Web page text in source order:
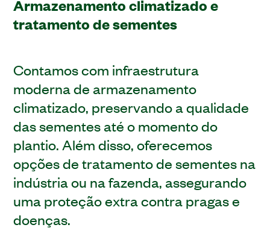
Armazenamento climatizado e
tratamento de sementes
Contamos com infraestrutura
moderna de armazenamento
climatizado, preservando a qualidade
das sementes até o momento do
plantio. Além disso, oferecemos
opções de tratamento de sementes na
indústria ou na fazenda, assegurando
uma proteção extra contra pragas e
doenças.